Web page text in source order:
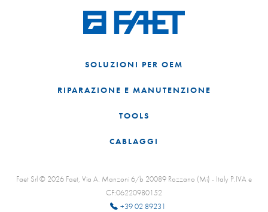
SOLUZIONI PER OEM
RIPARAZIONE E MANUTENZIONE
TOOLS
CABLAGGI
Faet Srl © 2026 Faet, Via A. Manzoni 6/b 20089 Rozzano (Mi) - Italy P.IVA e
CF:06220980152
+39 02 89231